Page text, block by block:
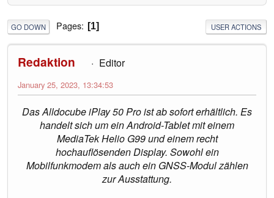
GO DOWN Pages 1 USER ACTIONS
Redaktion Editor
January 25, 2023, 13:34:53
Das Alldocube iPlay 50 Pro ist ab sofort erhältlich. Es
handelt sich um ein Android-Tablet mit einem
MediaTek Helio G99 und einem recht
hochauflösenden Display. Sowohl ein
Mobilfunkmodem als auch ein GNSS-Modul zählen
zur Ausstattung.